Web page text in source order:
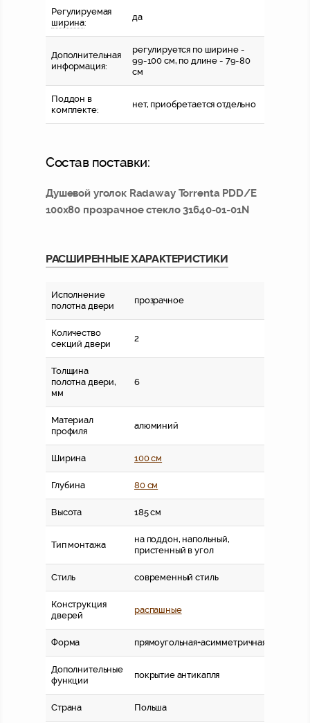
Регулируемая
ширина:
да
Дополнительная
информация:
регулируется по ширине -
99-100 см, по длине - 79-80
см
Поддон в
комплекте:
нет, приобретается отдельно
Состав поставки:
Душевой уголок Radaway Torrenta PDD/E
100x80 прозрачное стекло 31640-01-01N
РАСШИРЕННЫЕ ХАРАКТЕРИСТИКИ
Исполнение
полотна двери
прозрачное
Количество
секций двери
2
Толщина
полотна двери,
мм
6
Материал
профиля
алюминий
Ширина 100 см
Глубина 80 см
Высота 185 см
Тип монтажа
на поддон, напольный,
пристенный в угол
Стиль современный стиль
Конструкция
дверей
распашные
Форма прямоугольная+асимметричная
Дополнительные
функции
покрытие антикапля
Страна Польша